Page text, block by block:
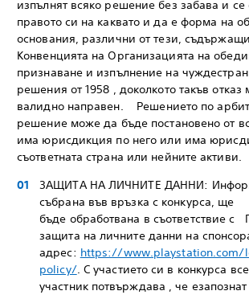
изпълнят всяко решение без забава и се
правото си на каквато и да е форма на
основания, различни от тези,
Конвенцията на Организацията на
признаване и изпълнение на
решения от 1958 , доколкото такъв
валидно направен. Решението по
решение може да бъде постановено от
има юрисдикция по него или има
съответната страна или нейните активи.
ЗАЩИТА НА ЛИЧНИТЕ ДАННИ:
събрана във връзка с конкурса, ще
бъде обработвана в съответствие с
защита на личните данни на
адрес: https://www.playstation.com/
policy/. С участието си в конкурса
участник потвърждава , че